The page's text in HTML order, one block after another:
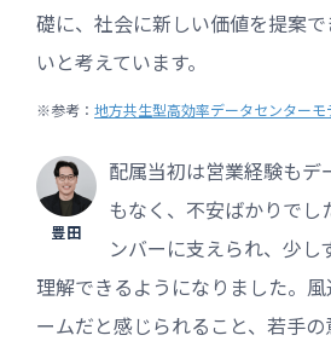
礎に、社会に新しい価値を提案
いと考えています。
※参考： 地方共生型高効率データセンターモ
豊田
配属当初は営業経験もデ
もなく、不安ばかりでし
ンバーに支えられ、少し
理解できるようになりました。
ームだと感じられること、若手